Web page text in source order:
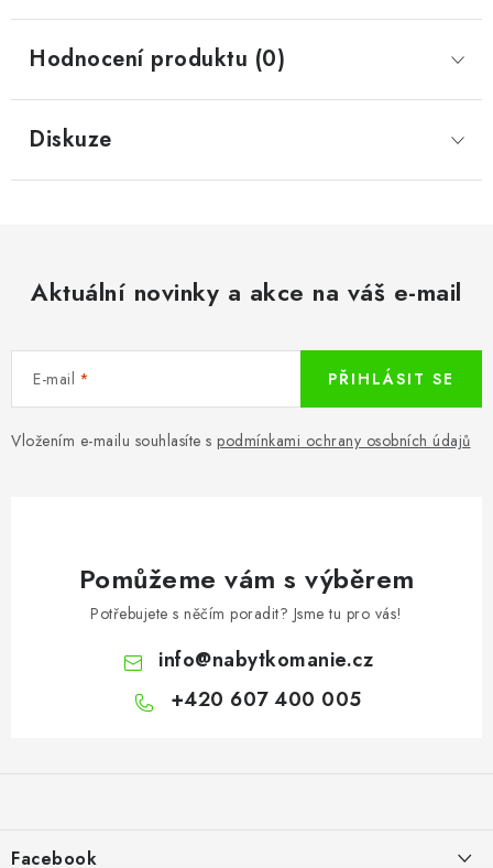
Hodnocení produktu (0)
Diskuze
Aktuální novinky a akce na váš e-mail
E-mail
Vložením e-mailu souhlasíte s podmínkami ochrany osobních údajů
PŘIHLÁSIT SE
Pomůžeme vám s výběrem
Potřebujete s něčím poradit? Jsme tu pro vás!
info@nabytkomanie.cz
+420 607 400 005
aFacebook